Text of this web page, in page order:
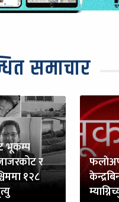
समाचार
भूकम्प
र
१२८